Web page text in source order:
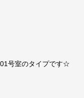
号室のタイプです☆